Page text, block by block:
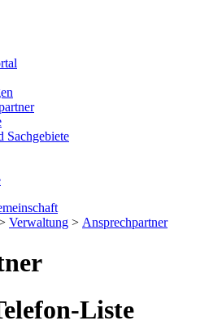
Sachgebiete
Verwaltung > Ansprechpartner
Liste